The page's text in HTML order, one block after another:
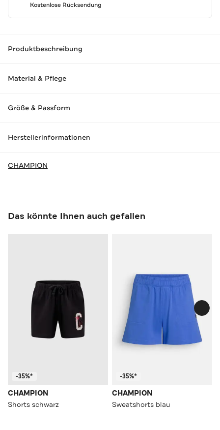
Kostenlose Rücksendung
Produktbeschreibung
Material & Pflege
Größe & Passform
Herstellerinformationen
CHAMPION
Das könnte Ihnen auch gefallen
-35%*
CHAMPION
Shorts schwarz
-35%*
CHAMPION
Sweatshorts blau